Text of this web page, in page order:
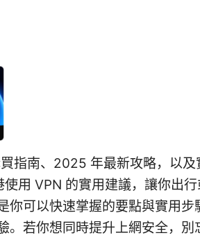
指南、2025 年最新攻略，以及
用 VPN 的實用建議，讓你出
你可以快速掌握的要點與實用步
。若你想同時提升上網安全，別